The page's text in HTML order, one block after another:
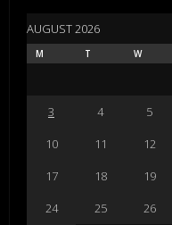
AUGUST 2026
M T W
3
4 5
10
11 12
17
18 19
24
25 26